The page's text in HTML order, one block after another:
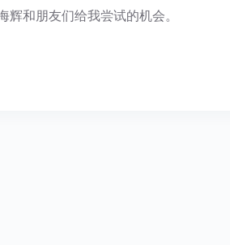
和朋友们给我尝试的机会。